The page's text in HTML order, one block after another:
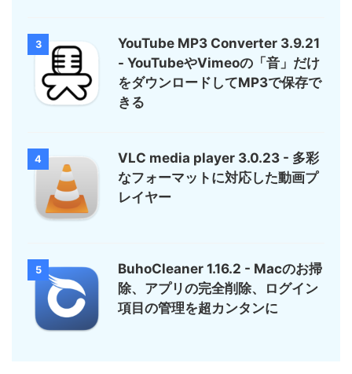
3
YouTube MP3 Converter 3.9.21
- YouTubeやVimeoの「音」だけ
をダウンロードしてMP3で保存で
きる
4
VLC media player 3.0.23 - 多彩
なフォーマットに対応した動画プ
レイヤー
5
BuhoCleaner 1.16.2 - Macのお掃
除、アプリの完全削除、ログイン
項目の管理を超カンタンに